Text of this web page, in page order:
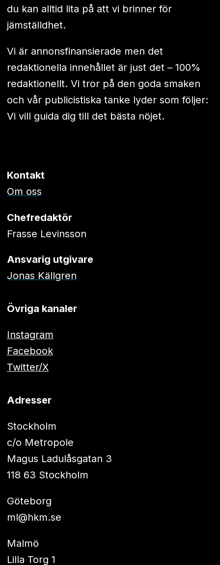
du kan alltid lita på att vi brinner för
jämställdhet.
Vi är annonsfinansierade men det
redaktionella innehållet är just det – 100%
redaktionellt. Vi tror på den goda smaken
och vår publicistiska tanke lyder som följer:
Vi vill guida dig till det bästa nöjet.
Kontakt
Om oss
Chefredaktör
Frasse Levinsson
Ansvarig utgivare
Jonas Källgren
Övriga kanaler
Instagram
Facebook
Twitter/X
Adresser
Stockholm
c/o Metropole
Magus Ladulåsgatan 3
118 63 Stockholm
Göteborg
ml@hkm.se
Malmö
Lilla Torg 1